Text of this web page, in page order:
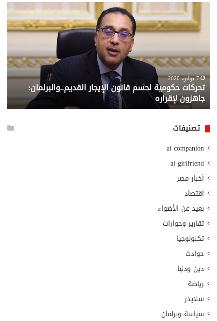
تحركات
حكومية
لحسم
قانون
القديم..والبرلمان:
جاهزون
لإقراره
7 يوليو، 2020
تحركات حكومية لحسم قانون الإيجار القديم..والبرلمان:
جاهزون لإقراره
..
من
تصنيفات
ai companion
ai-girlfriend
أخبار مصر
اقتصاد
بعيد عن الأضواء
تقارير وحوارات
تكنولوجيا
حوادث
دين ودنيا
رياضة
سلايدر
سياسة وبرلمان